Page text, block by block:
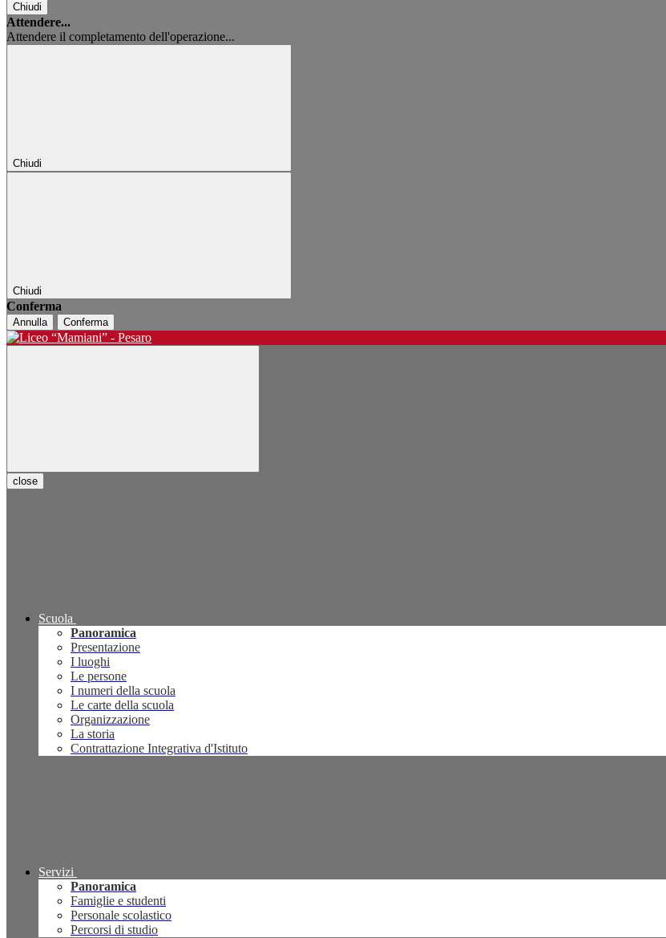
Chiudi
Attendere...
Attendere il completamento dell'operazione...
Chiudi
Chiudi
Conferma
Annulla Conferma
close
Scuola
Panoramica
Presentazione
I luoghi
Le persone
I numeri della scuola
Le carte della scuola
Organizzazione
La storia
Contrattazione Integrativa d'Istituto
Servizi
Panoramica
Famiglie e studenti
Personale scolastico
Percorsi di studio